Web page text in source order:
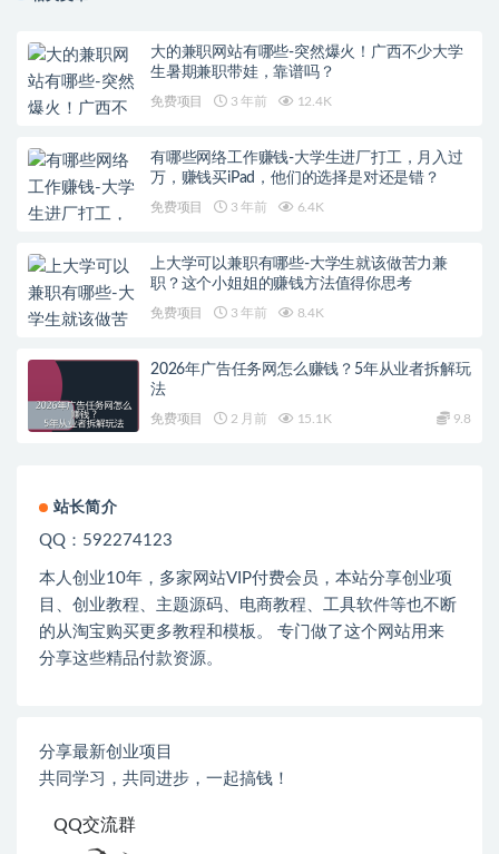
大的兼职网站有哪些-突然爆火！广西不少大学
生暑期兼职带娃，靠谱吗？
免费项目 3 年前 12.4K
有哪些网络工作赚钱-大学生进厂打工，月入过
万，赚钱买iPad，他们的选择是对还是错？
免费项目 3 年前 6.4K
上大学可以兼职有哪些-大学生就该做苦力兼
职？这个小姐姐的赚钱方法值得你思考
免费项目 3 年前 8.4K
2026年广告任务网怎么赚钱？5年从业者拆解玩
法
免费项目 2 月前 15.1K 9.8
站长简介
QQ：592274123
本人创业10年，多家网站VIP付费会员，本站分享创业项
目、创业教程、主题源码、电商教程、工具软件等也不断
的从淘宝购买更多教程和模板。 专门做了这个网站用来
分享这些精品付款资源。
分享最新创业项目
共同学习，共同进步，一起搞钱！
QQ交流群